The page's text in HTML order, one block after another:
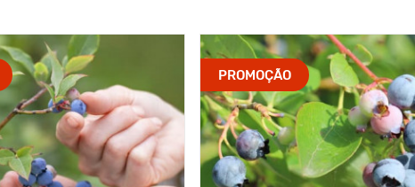
PROMOÇÃO